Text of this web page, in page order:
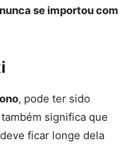
se importou com
, pode ter sido
significa que
ficar longe dela